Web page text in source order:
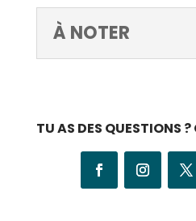
À NOTER
TU AS DES QUESTIONS